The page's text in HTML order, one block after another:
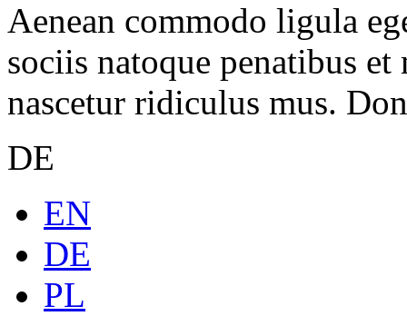
Aenean commodo ligula
sociis natoque penatibus
nascetur ridiculus mus.
DE
EN
DE
PL